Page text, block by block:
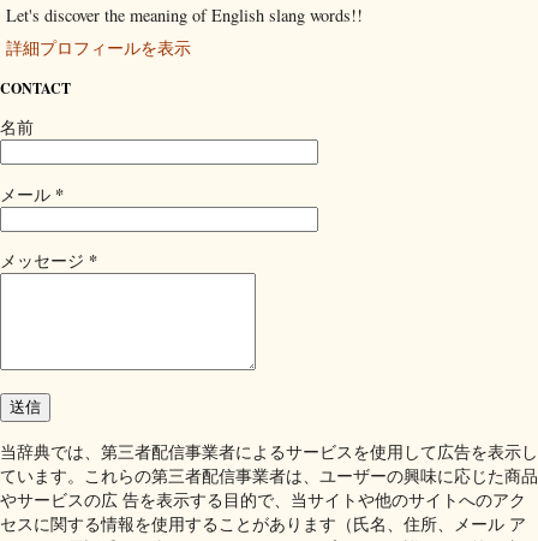
Let's discover the meaning of English slang words!!
詳細プロフィールを表示
CONTACT
名前
メール *
メッセージ *
当辞典では、第三者配信事業者によるサービスを使用して広告を表示し
ています。これらの第三者配信事業者は、ユーザーの興味に応じた商品
やサービスの広 告を表示する目的で、当サイトや他のサイトへのアク
セスに関する情報を使用することがあります（氏名、住所、メール ア